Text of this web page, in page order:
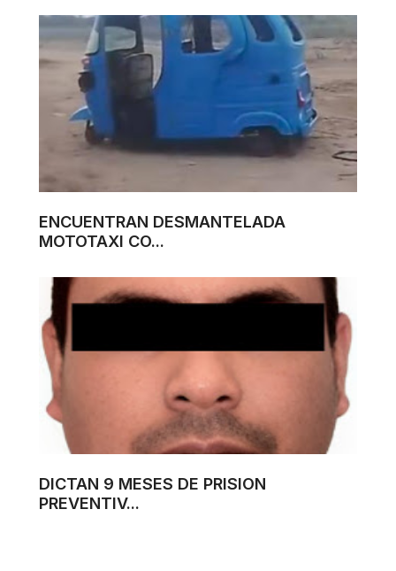
ENCUENTRAN DESMANTELADA
MOTOTAXI CO...
DICTAN 9 MESES DE PRISION
PREVENTIV...